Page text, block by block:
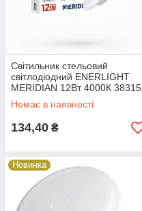
Cвітильник стельовий
світлодіодний ENERLIGHT
MERIDIAN 12Вт 4000К 38315
Немає в наявності
134,40 ₴
Новинка